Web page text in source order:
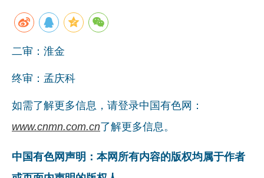
二审：淮金
终审：孟庆科
如需了解更多信息，请登录中国有色网：
www.cnmn.com.cn了解更多信息。
中国有色网声明：本网所有内容的版权均属于作者